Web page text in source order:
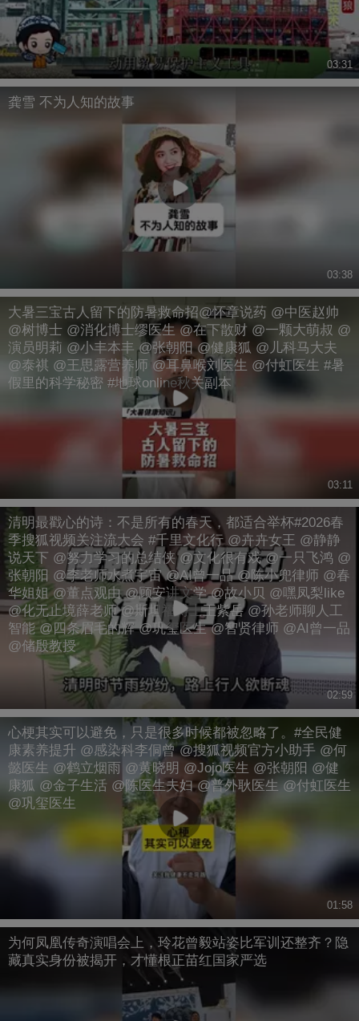
03:31
龚雪 不为人知的故事
03:38
大暑三宝古人留下的防暑救命招@怀章说药 @中医赵帅
@树博士 @消化博士缪医生 @在下散财 @一颗大萌叔 @
演员明莉 @小丰本丰 @张朝阳 @健康狐 @儿科马大夫
@泰祺 @王思露营养师 @耳鼻喉刘医生 @付虹医生 #暑
假里的科学秘密 #地球online秋关副本
03:11
清明最戳心的诗：不是所有的春天，都适合举杯#2026春
季搜狐视频关注流大会 #千里文化行 @卉卉女王 @静静
说天下 @努力学习的总结侠 @文化很有戏 @一只飞鸿 @
张朝阳 @李老师水煮宇宙 @AI曾一品 @陈小兜律师 @春
华姐姐 @董点观由 @顾安讲文学 @故小贝 @嘿凤梨like
@化无止境薛老师 @斯坦福博士王紫岳 @孙老师聊人工
智能 @四条眉毛的辉 @巩玺医生 @智贤律师 @AI曾一品
@储殷教授
02:59
心梗其实可以避免，只是很多时候都被忽略了。#全民健
康素养提升 @感染科李侗曾 @搜狐视频官方小助手 @何
懿医生 @鹤立烟雨 @黄晓明 @Jojo医生 @张朝阳 @健
康狐 @金子生活 @陈医生夫妇 @普外耿医生 @付虹医生
@巩玺医生
01:58
为何凤凰传奇演唱会上，玲花曾毅站姿比军训还整齐？隐
藏真实身份被揭开，才懂根正苗红国家严选